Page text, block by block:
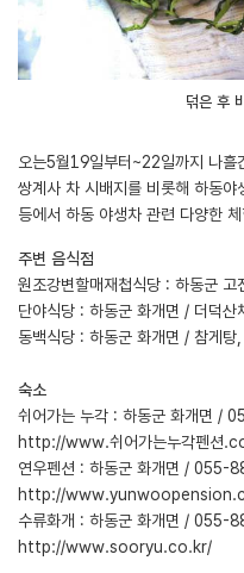
덖은 후
오는5월19일부터~22일까지 나흘
쌍계사 차 시배지를 비롯해 하동
등에서 하동 야생차 관련 다양한
주변 음식점
원조강변할매재첩식당 : 하동군
단야식당 : 하동군 화개면 / 더덕
동백식당 : 하동군 화개면 / 참게
숙소
쉬어가는 누각 : 하동군 화개면 /
http://www.쉬어가는누각펜션
연우펜션 : 하동군 화개면 / 055-
http://
수류화개 : 하동군 화개면 / 055-
http://www.sooryu.co.kr/